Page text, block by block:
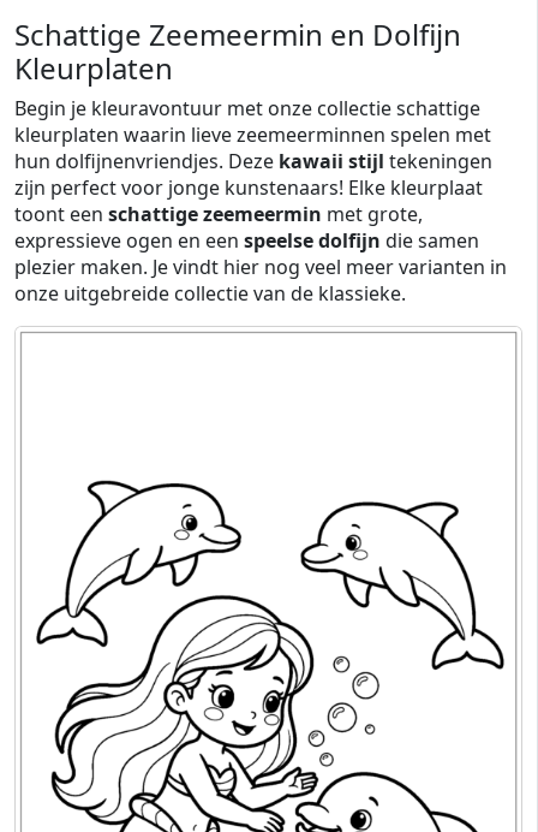
Schattige Zeemeermin en Dolfijn
Kleurplaten
Begin je kleuravontuur met onze collectie schattige
kleurplaten waarin lieve zeemeerminnen spelen met
hun dolfijnenvriendjes. Deze kawaii stijl tekeningen
zijn perfect voor jonge kunstenaars! Elke kleurplaat
toont een schattige zeemeermin met grote,
expressieve ogen en een speelse dolfijn die samen
plezier maken. Je vindt hier nog veel meer varianten in
onze uitgebreide collectie van de klassieke.